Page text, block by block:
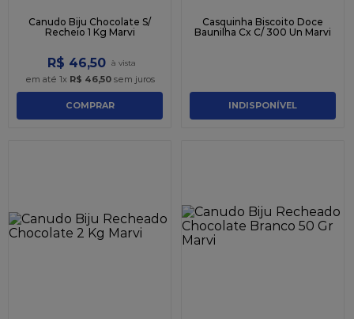
Canudo Biju Chocolate S/
Recheio 1 Kg Marvi
R$ 46,50
em até 1x R$ 46,50sem juros
COMPRAR
Casquinha Biscoito Doce
Baunilha Cx C/ 300 Un Marvi
INDISPONÍVEL